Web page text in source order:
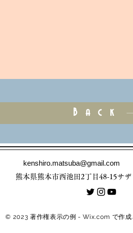
Back
kenshiro.matsuba@gmail.com
熊本県熊本市西池田2丁目48-15サ
© 2023 著作権表示の例 - Wix.com で作成